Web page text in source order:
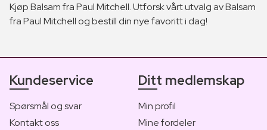
Kjøp Balsam fra Paul Mitchell. Utforsk vårt utvalg av Balsam
fra Paul Mitchell og bestill din nye favoritt i dag!
Kundeservice
Spørsmål og svar
Kontakt oss
Ditt medlemskap
Min profil
Mine fordeler